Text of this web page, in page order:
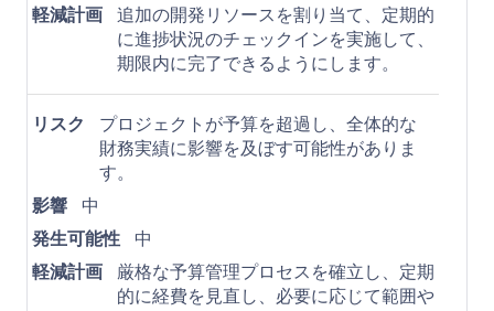
軽減計画 追加の開発リソースを割り当て、定期的
に進捗状況のチェックインを実施して、
期限内に完了できるようにします。
リスク
プロジェクトが予算を超過し、全体的な
財務実績に影響を及ぼす可能性がありま
す。
影響
中
発生可能性
中
軽減計画 厳格な予算管理プロセスを確立し、定期
的に経費を見直し、必要に応じて範囲や